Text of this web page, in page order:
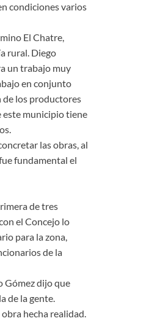
condiciones varios
El Chatre,
rural. Diego
un trabajo muy
en conjunto
de los productores
este municipio tiene
las obras, al
fundamental el
de tres
el Concejo lo
para la zona,
de la
Gómez dijo que
de la gente.
hecha realidad.